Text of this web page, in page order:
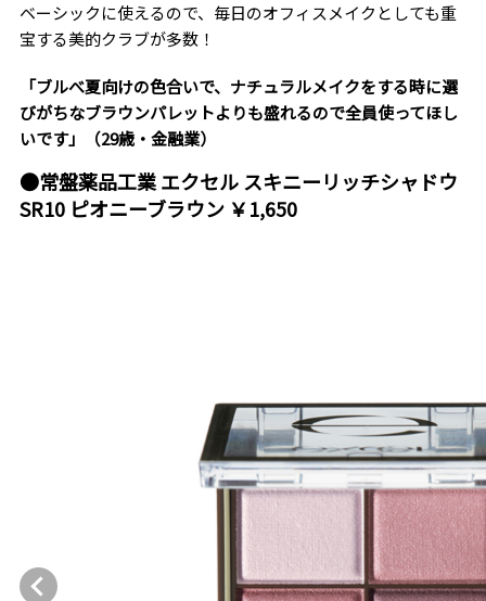
ベーシックに使えるので、毎日のオフィスメイクとしても重
宝する美的クラブが多数！
「ブルべ夏向けの色合いで、ナチュラルメイクをする時に選
びがちなブラウンパレットよりも盛れるので全員使ってほし
いです」（29歳・金融業）
●常盤薬品工業 エクセル スキニーリッチシャドウ
SR10 ピオニーブラウン ￥1,650